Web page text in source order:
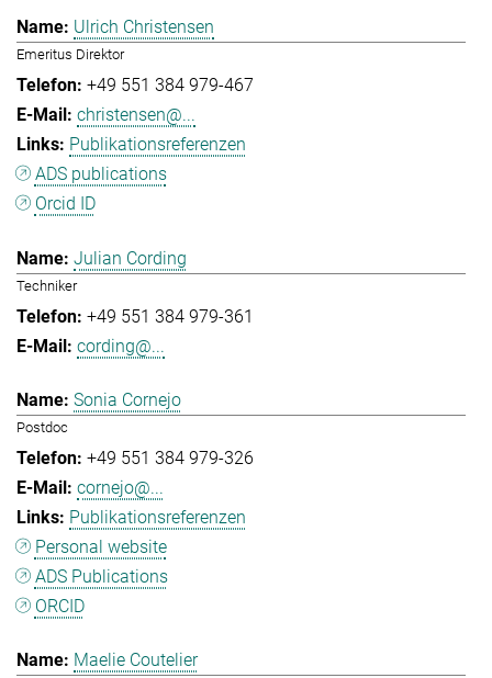
Ulrich Christensen
Emeritus Direktor
+49 551 384 979-467
christensen@...
Publikationsreferenzen
ADS publications
Orcid ID
Julian Cording
Techniker
+49 551 384 979-361
cording@...
Sonia Cornejo
Postdoc
+49 551 384 979-326
cornejo@...
Publikationsreferenzen
Personal website
ADS Publications
ORCID
Maelie Coutelier